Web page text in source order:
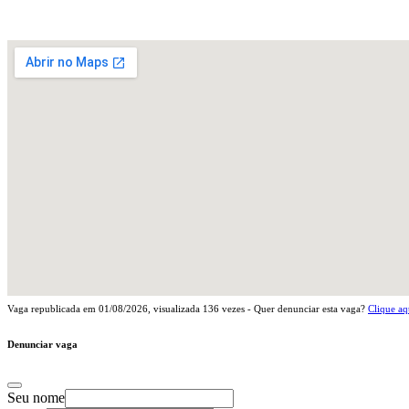
Vaga republicada em 01/08/2026 , visualizada 136 vezes - Quer denunciar esta vaga? Clique
Denunciar vaga
Seu nome